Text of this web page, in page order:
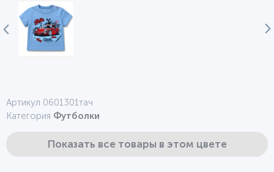
Артикул 0601301тач
Категория Футболки
Показать все товары в этом цвете